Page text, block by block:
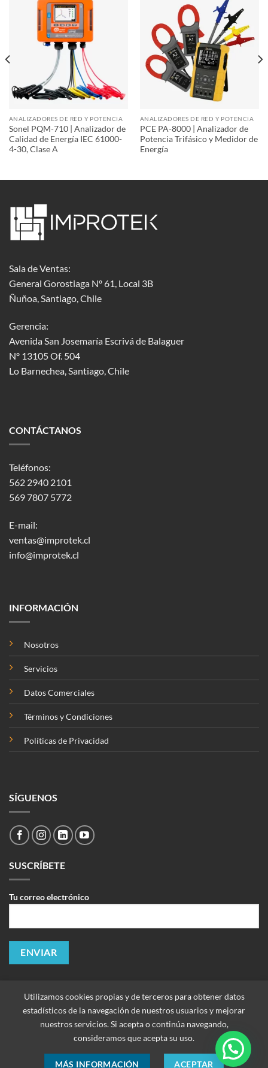
ANALIZADORES DE RED Y POTENCIA
Sonel PQM-710 | Analizador de
Calidad de Energía IEC 61000-
4-30, Clase A
ANALIZADORES DE RED Y POTENCIA
PCE PA-8000 | Analizador de
Potencia Trifásico y Medidor de
Energía
Sala de Ventas:
General Gorostiaga Nº 61, Local 3B
Ñuñoa, Santiago, Chile
Gerencia:
Avenida San Josemaría Escrivá de Balaguer
Nº 13105 Of. 504
Lo Barnechea, Santiago, Chile
CONTÁCTANOS
Teléfonos:
562 2940 2101
569 7807 5772
E-mail:
ventas@improtek.cl
info@improtek.cl
INFORMACIÓN
Nosotros
Servicios
Datos Comerciales
Términos y Condiciones
Políticas de Privacidad
SÍGUENOS
SUSCRÍBETE
Tu correo electrónico
Utilizamos cookies propias y de terceros para obtener datos
estadísticos de la navegación de nuestros usuarios y mejorar
nuestros servicios. Si acepta o continúa navegando,
consideramos que acepta su uso.
MÁS INFORMACIÓN ACEPTAR